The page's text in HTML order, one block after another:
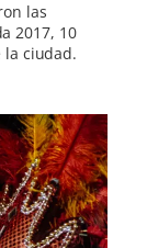
las
2017, 10
la ciudad.